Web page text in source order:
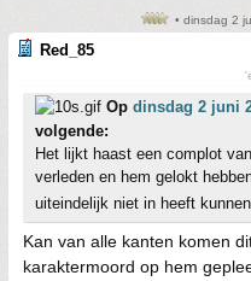
• dinsdag 2
Red_85
Op dinsdag 2 juni
volgende:
Het lijkt haast een complot
verleden en hem gelokt
uiteindelijk niet in heeft
Kan van alle kanten komen
karaktermoord op hem